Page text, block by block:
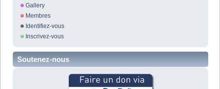
Gallery
Membres
Identifiez-vous
Inscrivez-vous
Soutenez-nous